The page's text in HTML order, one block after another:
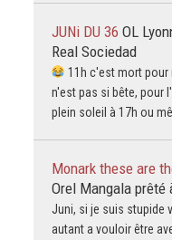
JUNi DU 36 OL
Real Sociedad
11h c'est mort pour
n'est pas si bête, pour
plein soleil à 17h ou
Monark these are
Orel Mangala prêté
Juni, si je suis stupide
autant a vouloir être